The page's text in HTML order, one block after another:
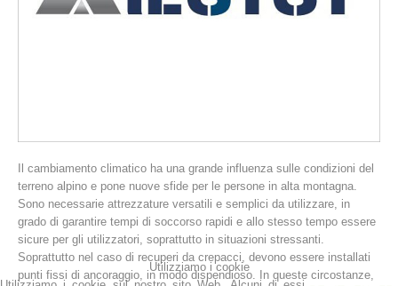
Il cambiamento climatico ha una grande influenza sulle condizioni del
terreno alpino e pone nuove sfide per le persone in alta montagna.
Sono necessarie attrezzature versatili e semplici da utilizzare, in
grado di garantire tempi di soccorso rapidi e allo stesso tempo essere
sicure per gli utilizzatori, soprattutto in situazioni stressanti.
Soprattutto nel caso di recuperi da crepacci, devono essere installati
punti fissi di ancoraggio, in modo dispendioso. In queste circostanze,
Utilizziamo i cookie